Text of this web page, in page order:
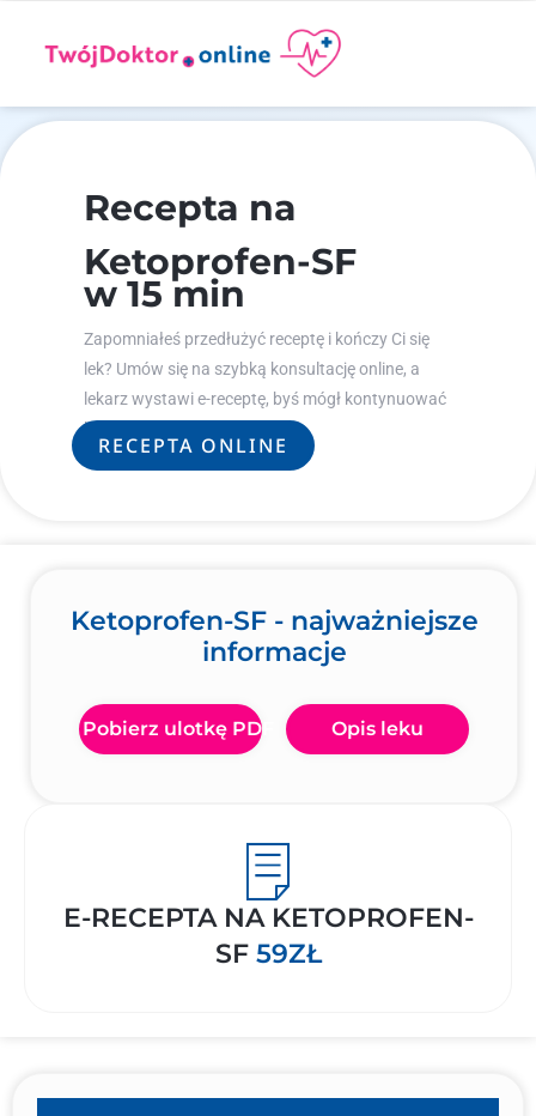
Recepta na
Ketoprofen-SF
w 15 min
Zapomniałeś przedłużyć receptę i kończy Ci się
lek? Umów się na szybką konsultację online, a
lekarz wystawi e-receptę, byś mógł kontynuować
leczenie.
RECEPTA ONLINE
Ketoprofen-SF - najważniejsze
informacje
Pobierz ulotkę PDF Opis leku
E-RECEPTA NA KETOPROFEN-
SF 59ZŁ